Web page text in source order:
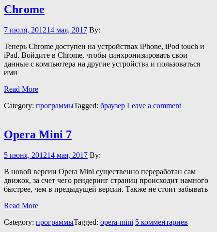
Chrome
7 июля, 201214 мая, 2017 By:
Теперь Chrome доступен на устройствах iPhone, iPod touch и
iPad. Войдите в Chrome, чтобы синхронизировать свои
данные с компьютера на другие устройства и пользоваться
ими
Read More
Category: программыTagged: браузер Leave a comment
Opera Mini 7
5 июня, 201214 мая, 2017 By:
В новой версии Opera Mini существенно переработан сам
движок, за счет чего рендеринг страниц происходит намного
быстрее, чем в предыдущей версии. Также не стоит забывать
Read More
Category: программыTagged: opera-mini 5 комментариев